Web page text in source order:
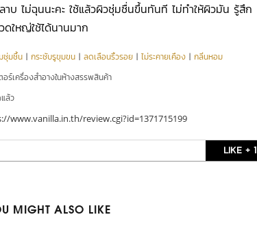
บ ไม่ฉุนนะคะ ใช้แล้วผิวชุ่มชื่นขึ้นทันที ไม่ทำให้ผิวมัน รู้สึก
ใหญ่ใช้ได้นานมาก
ชุ่มชื้น | กระชับรูขุมขน | ลดเลือนริ้วรอย | ไม่ระคายเคือง | กลิ่นหอม
อร์เครื่องสำอางในห้างสรรพสินค้า
ล้ว
www.vanilla.in.th/review.cgi?id=1371715199
LIKE + 1
MIGHT ALSO LIKE